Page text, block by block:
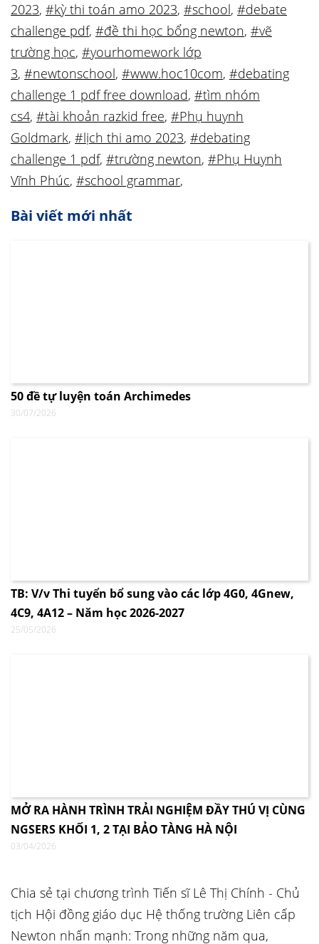
2023, #kỳ thi toán amo 2023, #school, #debate
challenge pdf, #đề thi học bổng newton, #vẽ
trường học, #yourhomework lớp
3, #newtonschool, #www.hoc10com, #debating
challenge 1 pdf free download, #tìm nhóm
cs4, #tài khoản razkid free, #Phụ huynh
Goldmark, #lịch thi amo 2023, #debating
challenge 1 pdf, #trường newton, #Phụ Huynh
Vĩnh Phúc, #school grammar,
Bài viết mới nhất
50 đề tự luyện toán Archimedes
30/07/2026
TB: V/v Thi tuyển bổ sung vào các lớp 4G0, 4Gnew,
4C9, 4A12 – Năm học 2026-2027
25/05/2026
MỞ RA HÀNH TRÌNH TRẢI NGHIỆM ĐẦY THÚ VỊ CÙNG
NGSERS KHỐI 1, 2 TẠI BẢO TÀNG HÀ NỘI
03/04/2026
Chia sẻ tại chương trình Tiến sĩ Lê Thị Chính - Chủ
tịch Hội đồng giáo dục Hệ thống trường Liên cấp
Newton nhấn mạnh: Trong những năm qua,